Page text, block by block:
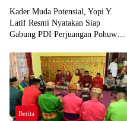
Kader Muda Potensial, Yopi Y.
Latif Resmi Nyatakan Siap
Gabung PDI Perjuangan Pohuwato
Berita